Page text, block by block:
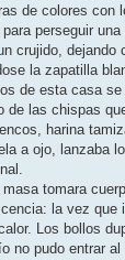
de colores con
perseguir
crujido, dejando
la zapatilla
de esta casa
de las chispas
harina
a ojo, lanzaba
tomara
la vez que
Los bollos
no pudo entrar al